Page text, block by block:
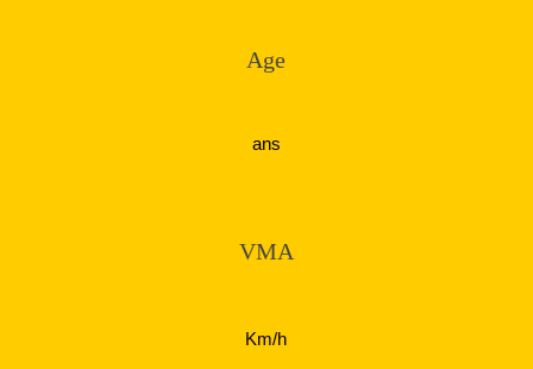
Age
ans
VMA
Km/h